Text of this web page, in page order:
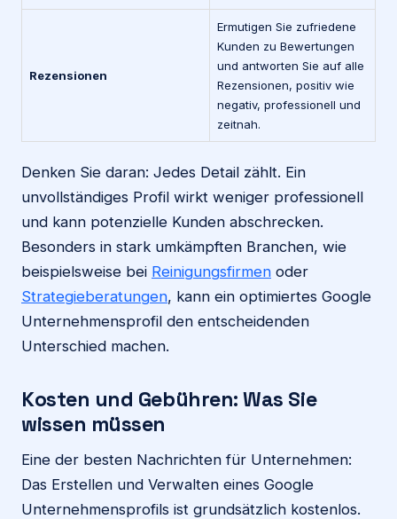
Rezensionen
Ermutigen Sie zufriedene
Kunden zu Bewertungen
und antworten Sie auf alle
Rezensionen, positiv wie
negativ, professionell und
zeitnah.
Denken Sie daran: Jedes Detail zählt. Ein
unvollständiges Profil wirkt weniger professionell
und kann potenzielle Kunden abschrecken.
Besonders in stark umkämpften Branchen, wie
beispielsweise bei Reinigungsfirmen oder
Strategieberatungen, kann ein optimiertes Google
Unternehmensprofil den entscheidenden
Unterschied machen.
Kosten und Gebühren: Was Sie
wissen müssen
Eine der besten Nachrichten für Unternehmen:
Das Erstellen und Verwalten eines Google
Unternehmensprofils ist grundsätzlich kostenlos.